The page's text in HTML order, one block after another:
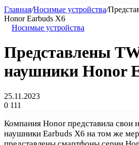
Главная/Носимые устройства/
Honor Earbuds X6
Носимые устройства
Представлены
наушники Honor
25.11.2023
0 111
Компания Honor представила свои
наушники Earbuds X6 на том же